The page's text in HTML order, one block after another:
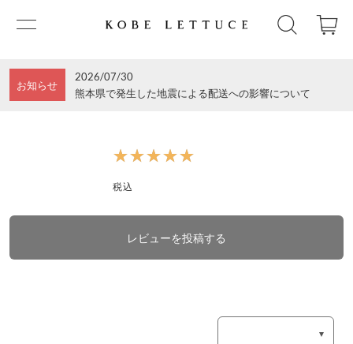
お知らせ
2026/07/30
熊本県で発生した地震による配送への影響について
★★★★★
★★★★★
税込
レビューを投稿する